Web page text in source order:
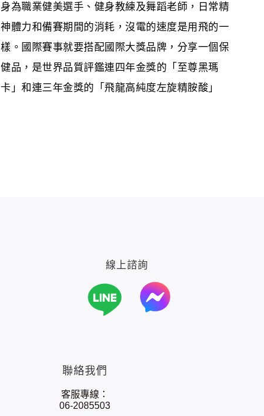
身為職業健美選手、健身教練及舞蹈老師，日常精
神體力和備賽期間的消耗，沒電的速度是用飛的一
樣。國際賽事就要搭配國際大獎品牌，分享一個保
健品，是世界品質評鑑連四年金獎的「至尊黑瑪
卡」和連三年金獎的「飛龍高純度左旋精胺酸」
線上諮詢
聯絡我們
客服專線：
06-2085503